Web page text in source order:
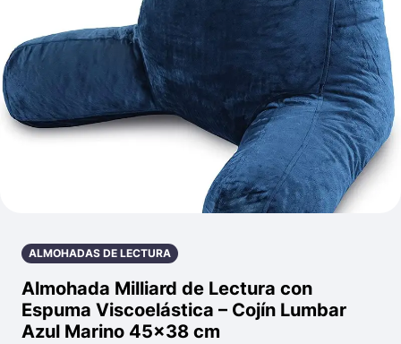
ALMOHADAS DE LECTURA
Almohada Milliard de Lectura con
Espuma Viscoelástica – Cojín Lumbar
Azul Marino 45×38 cm